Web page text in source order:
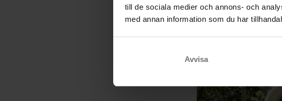
till de sociala medier och annons- och
med annan information som du har
Avvisa